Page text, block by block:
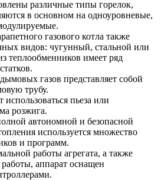
различные типы горелок,
в основном на одноуровневые,
газового котла также
видов: чугунный, стальной или
теплообменников имеет ряд
газов представляет собой
трубу.
пьеза или
розжига.
автономной и безопасной
используется множество
и программ.
работы агрегата, а также
аппарат оснащен